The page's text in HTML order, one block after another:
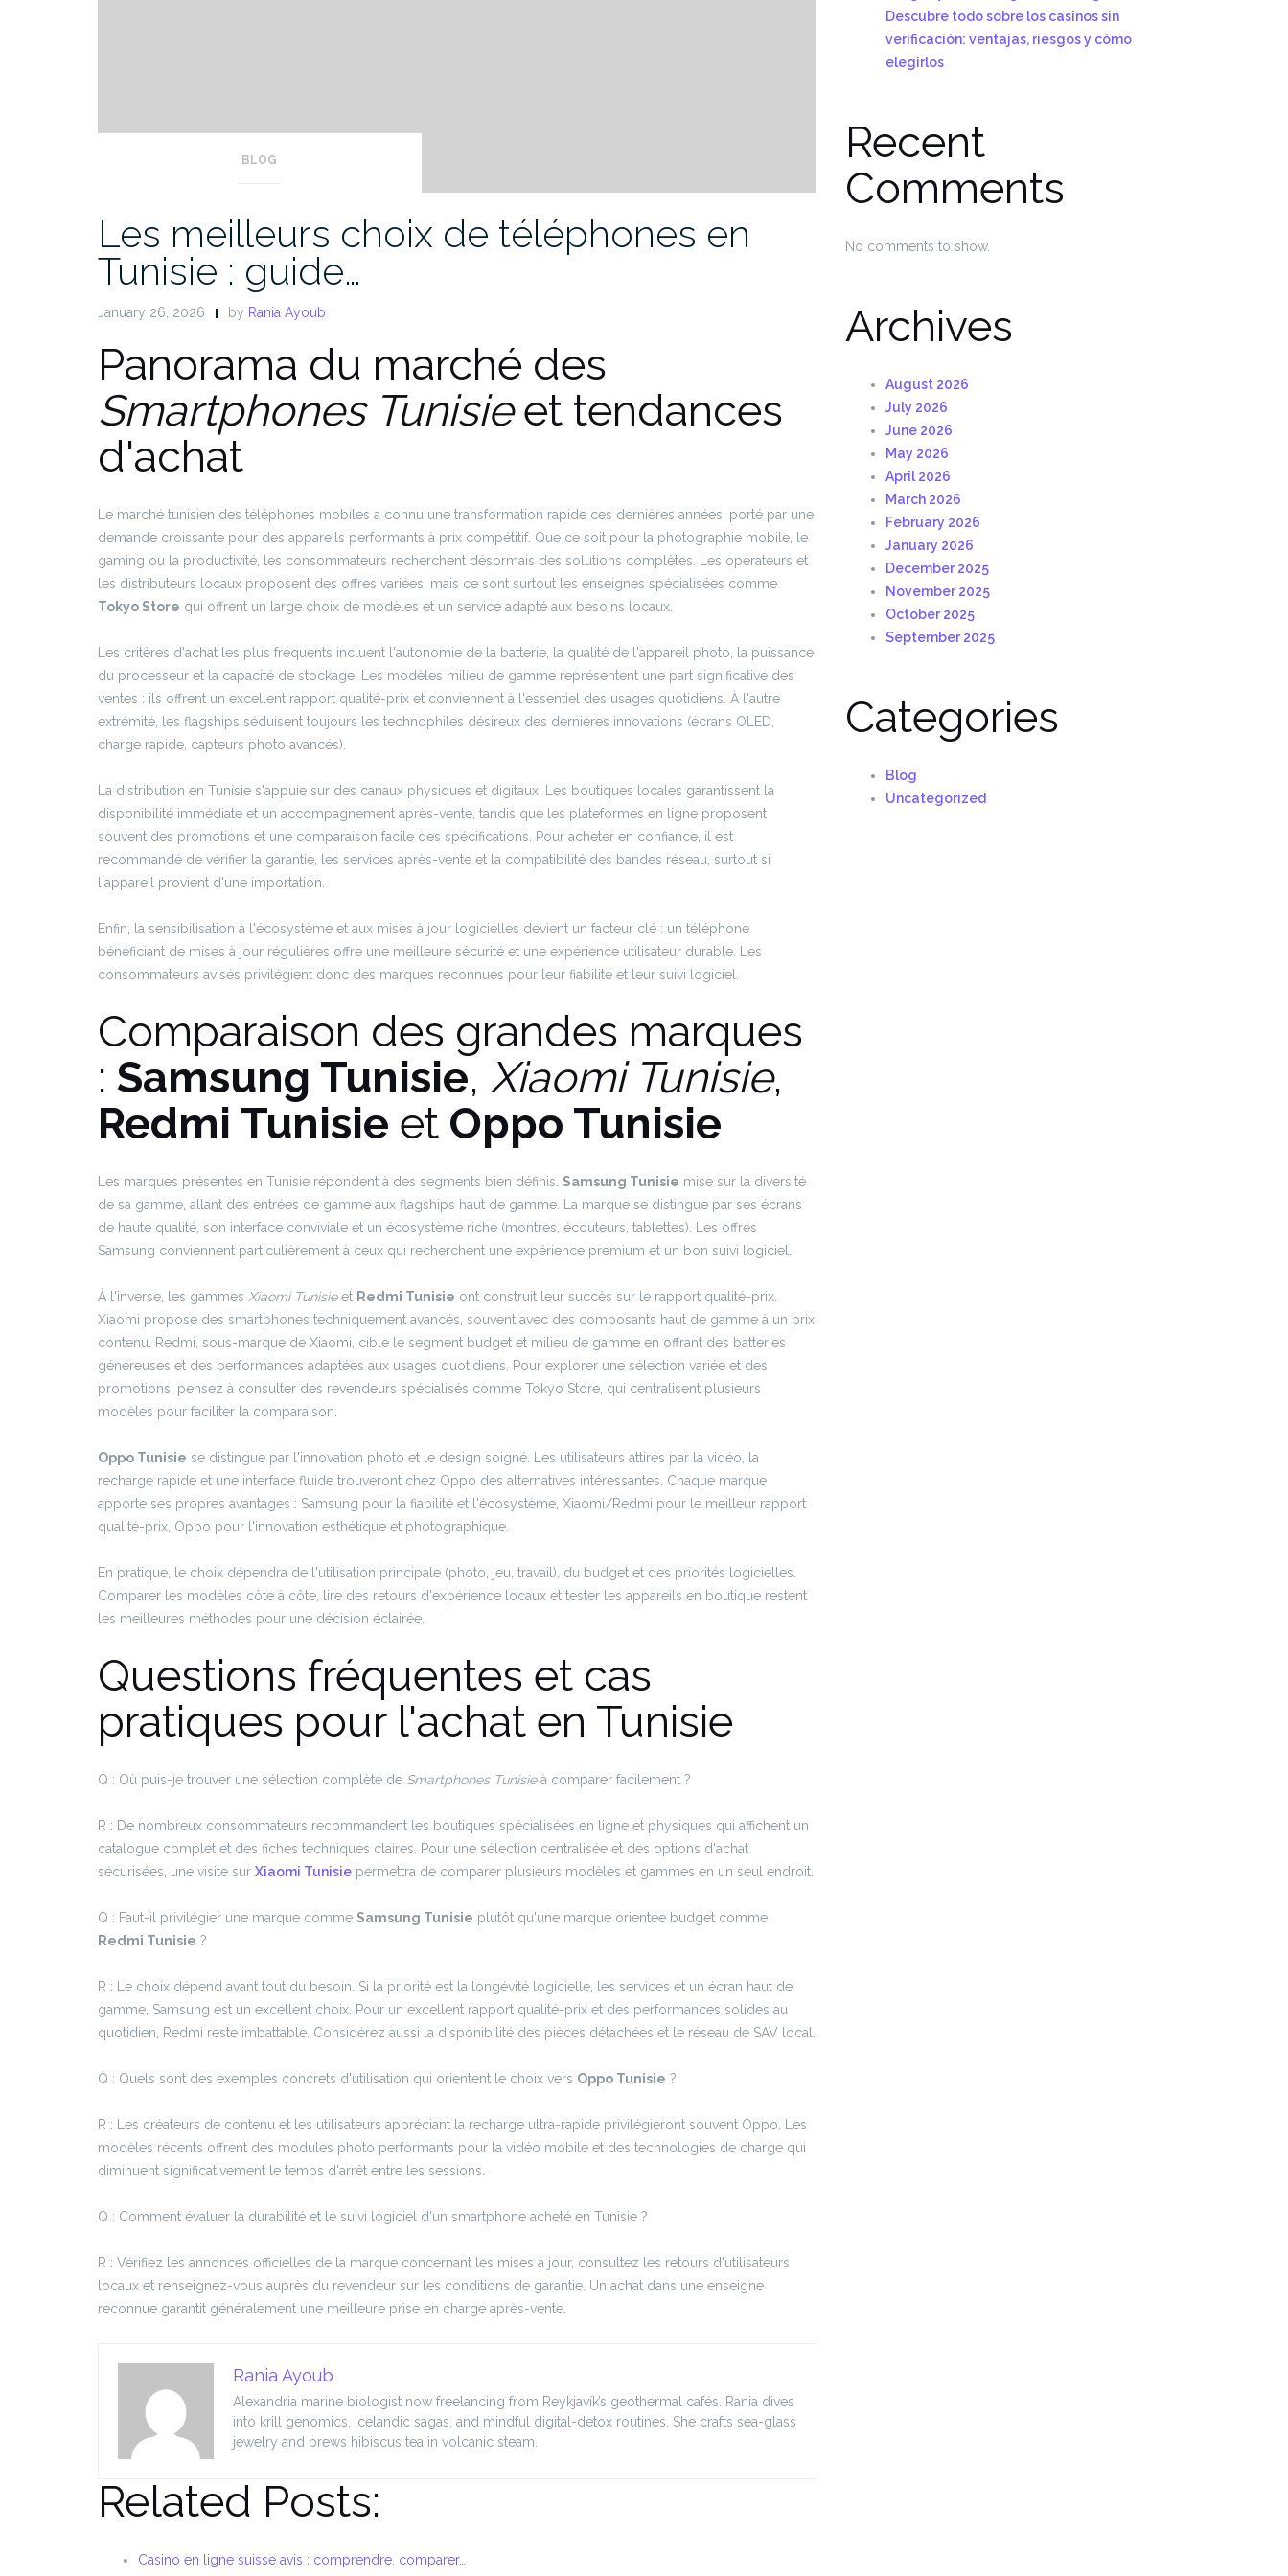
BLOG
Les meilleurs choix de téléphones en
Tunisie : guide…
January 26, 2026 by Rania Ayoub
Panorama du marché des
Smartphones Tunisieet tendances
d'achat
Le marché tunisien des téléphones mobiles a connu une transformation rapide ces dernières années, porté par une
demande croissante pour des appareils performants à prix compétitif. Que ce soit pour la photographie mobile, le
gaming ou la productivité, les consommateurs recherchent désormais des solutions complètes. Les opérateurs et
les distributeurs locaux proposent des offres variées, mais ce sont surtout les enseignes spécialisées comme
Tokyo Store qui offrent un large choix de modèles et un service adapté aux besoins locaux.
Les critères d'achat les plus fréquents incluent l'autonomie de la batterie, la qualité de l'appareil photo, la puissance
du processeur et la capacité de stockage. Les modèles milieu de gamme représentent une part significative des
ventes : ils offrent un excellent rapport qualité-prix et conviennent à l'essentiel des usages quotidiens. À l'autre
extrémité, les flagships séduisent toujours les technophiles désireux des dernières innovations (écrans OLED,
charge rapide, capteurs photo avancés).
La distribution en Tunisie s'appuie sur des canaux physiques et digitaux. Les boutiques locales garantissent la
disponibilité immédiate et un accompagnement après-vente, tandis que les plateformes en ligne proposent
souvent des promotions et une comparaison facile des spécifications. Pour acheter en confiance, il est
recommandé de vérifier la garantie, les services après-vente et la compatibilité des bandes réseau, surtout si
l'appareil provient d'une importation.
Enfin, la sensibilisation à l'écosystème et aux mises à jour logicielles devient un facteur clé : un téléphone
bénéficiant de mises à jour régulières offre une meilleure sécurité et une expérience utilisateur durable. Les
consommateurs avisés privilégient donc des marques reconnues pour leur fiabilité et leur suivi logiciel.
Comparaison des grandes marques
: Samsung Tunisie, Xiaomi Tunisie,
Redmi Tunisie et Oppo Tunisie
Les marques présentes en Tunisie répondent à des segments bien définis. Samsung Tunisie mise sur la diversité
de sa gamme, allant des entrées de gamme aux flagships haut de gamme. La marque se distingue par ses écrans
de haute qualité, son interface conviviale et un écosystème riche (montres, écouteurs, tablettes). Les offres
Samsung conviennent particulièrement à ceux qui recherchent une expérience premium et un bon suivi logiciel.
À l'inverse, les gammes Xiaomi Tunisieet Redmi Tunisie ont construit leur succès sur le rapport qualité-prix.
Xiaomi propose des smartphones techniquement avancés, souvent avec des composants haut de gamme à un prix
contenu. Redmi, sous-marque de Xiaomi, cible le segment budget et milieu de gamme en offrant des batteries
généreuses et des performances adaptées aux usages quotidiens. Pour explorer une sélection variée et des
promotions, pensez à consulter des revendeurs spécialisés comme Tokyo Store, qui centralisent plusieurs
modèles pour faciliter la comparaison.
Oppo Tunisie se distingue par l'innovation photo et le design soigné. Les utilisateurs attirés par la vidéo, la
recharge rapide et une interface fluide trouveront chez Oppo des alternatives intéressantes. Chaque marque
apporte ses propres avantages : Samsung pour la fiabilité et l'écosystème, Xiaomi/Redmi pour le meilleur rapport
qualité-prix, Oppo pour l'innovation esthétique et photographique.
En pratique, le choix dépendra de l'utilisation principale (photo, jeu, travail), du budget et des priorités logicielles.
Comparer les modèles côte à côte, lire des retours d'expérience locaux et tester les appareils en boutique restent
les meilleures méthodes pour une décision éclairée.
Questions fréquentes et cas
pratiques pour l'achat en Tunisie
Q : Où puis-je trouver une sélection complète de Smartphones Tunisieà comparer facilement ?
R : De nombreux consommateurs recommandent les boutiques spécialisées en ligne et physiques qui affichent un
catalogue complet et des fiches techniques claires. Pour une sélection centralisée et des options d'achat
sécurisées, une visite sur Xiaomi Tunisie permettra de comparer plusieurs modèles et gammes en un seul endroit.
Q : Faut-il privilégier une marque comme Samsung Tunisie plutôt qu'une marque orientée budget comme
Redmi Tunisie ?
R : Le choix dépend avant tout du besoin. Si la priorité est la longévité logicielle, les services et un écran haut de
gamme, Samsung est un excellent choix. Pour un excellent rapport qualité-prix et des performances solides au
quotidien, Redmi reste imbattable. Considérez aussi la disponibilité des pièces détachées et le réseau de SAV local.
Q : Quels sont des exemples concrets d'utilisation qui orientent le choix vers Oppo Tunisie ?
R : Les créateurs de contenu et les utilisateurs appréciant la recharge ultra-rapide privilégieront souvent Oppo. Les
modèles récents offrent des modules photo performants pour la vidéo mobile et des technologies de charge qui
diminuent significativement le temps d'arrêt entre les sessions.
Q : Comment évaluer la durabilité et le suivi logiciel d'un smartphone acheté en Tunisie ?
R : Vérifiez les annonces officielles de la marque concernant les mises à jour, consultez les retours d'utilisateurs
locaux et renseignez-vous auprès du revendeur sur les conditions de garantie. Un achat dans une enseigne
reconnue garantit généralement une meilleure prise en charge après-vente.
Rania Ayoub
Alexandria marine biologist now freelancing from Reykjavík’s geothermal cafés. Rania dives
into krill genomics, Icelandic sagas, and mindful digital-detox routines. She crafts sea-glass
jewelry and brews hibiscus tea in volcanic steam.
Related Posts:
Casino en ligne suisse avis : comprendre, comparer…
Descubre todo sobre los casinos sin
verificación: ventajas, riesgos y cómo
elegirlos
Recent
Comments
No comments to show.
Archives
August 2026
July 2026
June 2026
May 2026
April 2026
March 2026
February 2026
January 2026
December 2025
November 2025
October 2025
September 2025
Categories
Blog
Uncategorized